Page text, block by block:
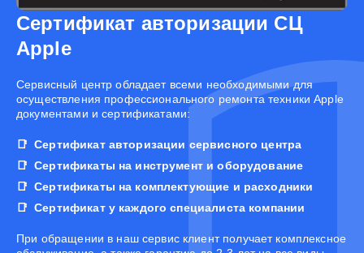
Сертификат авторизации СЦ
Apple
Cервисный центр обладает всеми необходимыми для
осуществления профессионального ремонта техники Apple
документами и сертификатами:
Сертификат авторизации сервисного центра
Сертификаты на инструмент и оборудование
Сертификаты на комплектующие и расходники
Сертификат у каждого специалиста компании
При обращении в наш сервис клиент получает комплексное